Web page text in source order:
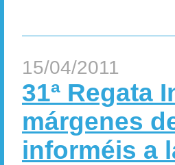
15/04/2011
31ª Regata
márgenes
informéis a